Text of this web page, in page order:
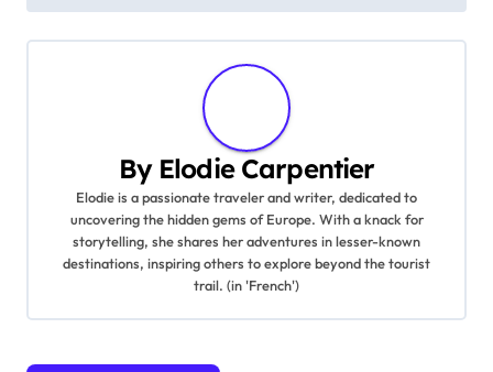
By Elodie Carpentier
Elodie is a passionate traveler and writer, dedicated to
uncovering the hidden gems of Europe. With a knack for
storytelling, she shares her adventures in lesser-known
destinations, inspiring others to explore beyond the tourist
trail. (in 'French')